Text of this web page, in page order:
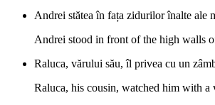
Andrei stătea în fața zidurilor înalte ale
Andrei stood in front of the high walls
Raluca, vărului său, îl privea cu un
Raluca, his cousin, watched him with a